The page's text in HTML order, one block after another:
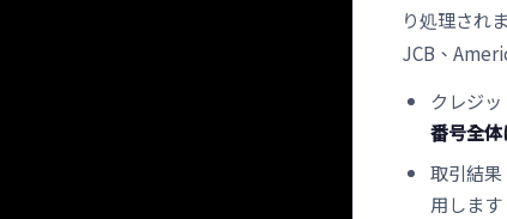
り処理され
JCB、
クレジ
番号全
取引結
用します